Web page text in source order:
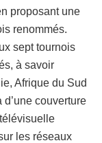
proposant une
renommés.
sept tournois
à savoir
Afrique du Sud
couverture
les réseaux